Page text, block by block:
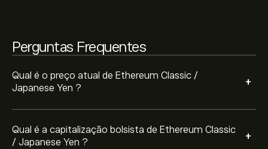
Perguntas Frequentes
Qual é o preço atual de Ethereum Classic /
Japanese Yen ?
+
Qual é a capitalização bolsista de Ethereum Classic
/ Japanese Yen ?
+
Selecione o período de tempo "1D" ou "1S" no gráfico
históricos do preço de Ethereum Classic / Japanese
Yen . O preço de Ethereum Classic / Japanese Yen
Para comprar ETCJPY, visite "Ethereum Classic /
clique no botão "Negociar" e decida quanto Ethereum
Classic / Japanese Yen pretende comprar. Também